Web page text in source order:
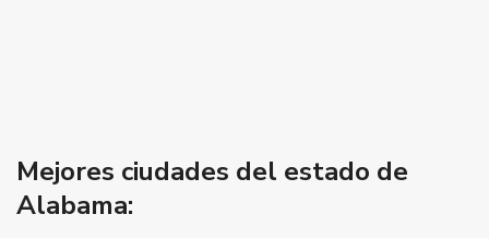
Mejores ciudades del estado de
Alabama: